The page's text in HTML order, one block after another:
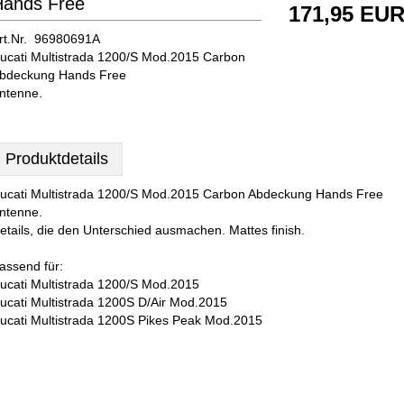
96980691A
Multistrada 1200/S Mod.2015 Carbon
Hands Free
171,95
Produktdetails
Multistrada 1200/S Mod.2015 Carbon Abdeckung Hands Free
die den Unterschied ausmachen. Mattes finish.
für:
Multistrada 1200/S Mod.2015
Multistrada 1200S D/Air Mod.2015
Multistrada 1200S Pikes Peak Mod.2015